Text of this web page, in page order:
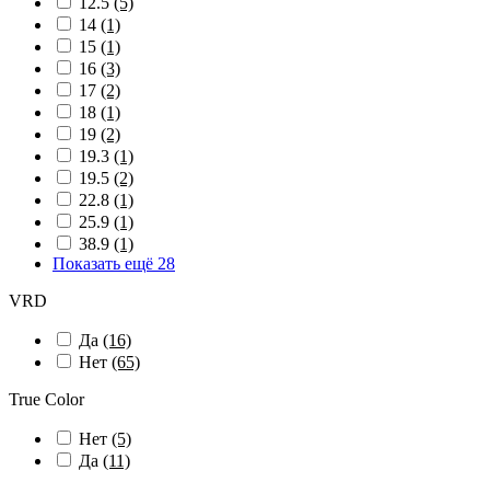
14 (1)
15 (1)
16 (3)
17 (2)
18 (1)
19 (2)
19.3 (1)
19.5 (2)
22.8 (1)
25.9 (1)
38.9 (1)
Показать ещё 28
VRD
Да (16)
Нет (65)
True Color
Нет (5)
Да (11)